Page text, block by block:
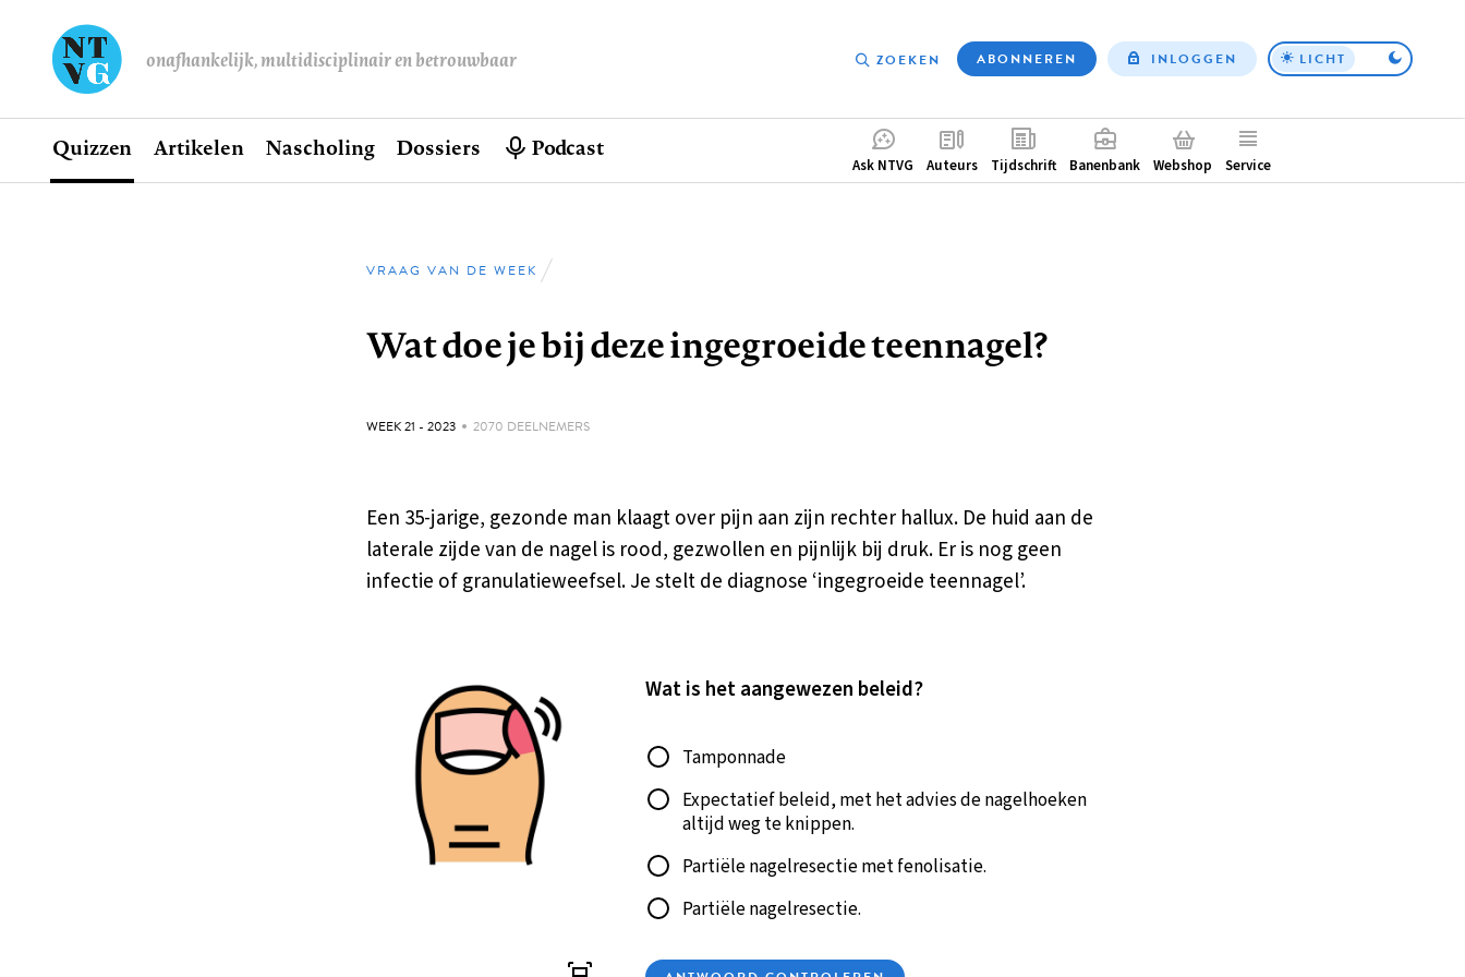
onafhankelijk, multidisciplinair en betrouwbaar
Top
ZOEKEN ABONNEREN INLOGGEN LICHT
Hoofdnavigatie
Home
Quizzen Artikelen Nascholing Dossiers Podcast
Complementair
Ask NTVG Auteurs Tijdschrift Banenbank Webshop Service
Kruimelpad
VRAAG VAN DE WEEK
Wat doe je bij deze ingegroeide teennagel?
GEPUBLICEERD:
WEEK 21 - 2023 2070 DEELNEMERS
Een 35-jarige, gezonde man klaagt over pijn aan zijn rechter hallux. De huid aan de
laterale zijde van de nagel is rood, gezwollen en pijnlijk bij druk. Er is nog geen
infectie of granulatieweefsel. Je stelt de diagnose ‘ingegroeide teennagel’.
Wat is het aangewezen beleid?
Antwoord
Tamponnade
Expectatief beleid, met het advies de nagelhoeken
altijd weg te knippen.
Partiële nagelresectie met fenolisatie.
Partiële nagelresectie.